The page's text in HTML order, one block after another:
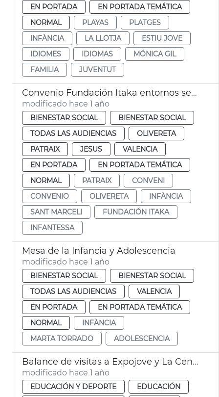
EN PORTADA
EN PORTADA TEMÁTICA
NORMAL
PLAYAS
PLATGES
INFÀNCIA
LA LLOTJA
ESTIU JOVE
IDIOMES
IDIOMAS
MÓNICA GIL
FAMILIA
JUVENTUT
Convenio Fundación Itaka entornos seguros infancia
modificado hace 1 año
BIENESTAR SOCIAL
BIENESTAR SOCIAL
TODAS LAS AUDIENCIAS
OLIVERETA
PATRAIX
JESUS
VALENCIA
EN PORTADA
EN PORTADA TEMÁTICA
NORMAL
PATRAIX
CONVENI
CONVENIO
OLIVERETA
INFÀNCIA
SANT MARCELI
FUNDACIÓN ITAKA
INFANTESSA
Mesa de la Infancia y Adolescencia
modificado hace 1 año
BIENESTAR SOCIAL
BIENESTAR SOCIAL
TODAS LAS AUDIENCIAS
VALENCIA
EN PORTADA
EN PORTADA TEMÁTICA
NORMAL
INFÀNCIA
MARTA TORRADO
ADOLESCENCIA
Balance de visitas a Expojove y La Central
modificado hace 1 año
EDUCACIÓN Y DEPORTE
EDUCACIÓN